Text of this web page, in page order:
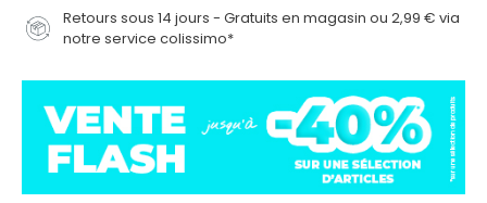
Retours sous 14 jours - Gratuits en magasin ou 2,99 € via
notre service colissimo*